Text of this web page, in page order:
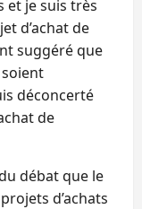
et je suis très
d’achat de
suggéré que
déconcerté
de
débat que le
d’achats